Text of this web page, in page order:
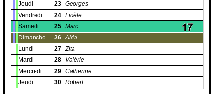
Jeudi
23 Georges
Vendredi
24 Fidèle
Samedi
25 Marc
Dimanche
26 Alda
Lundi
27 Zita
Mardi
28
Valérie
Mercredi
29 Catherine
Jeudi
30 Robert